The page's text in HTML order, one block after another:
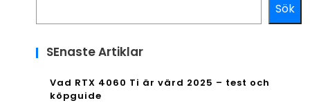
Sök
SEnaste Artiklar
Vad RTX 4060 Ti är värd 2025 – test och
köpguide